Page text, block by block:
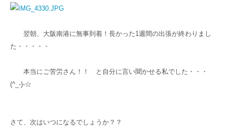
翌朝、大阪南港に無事到着！長かった1週間の出張が終わりまし
た・・・・・
本当にご苦労さん！！ と自分に言い聞かせる私でした・・・
(^_-)-☆
さて、次はいつになるでしょうか？？